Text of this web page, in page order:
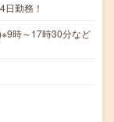
勤務！
時～17時30分など